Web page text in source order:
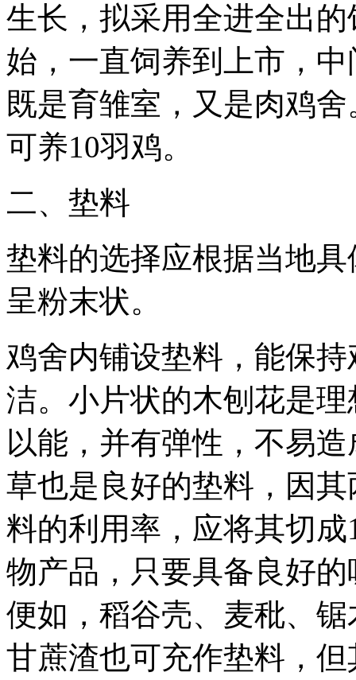
生长，拟采用全进全出
始，一直饲养到上市，
既是育雏室，又是肉鸡
可养10羽鸡。
二、垫料
垫料的选择应根据当地
呈粉末状。
鸡舍内铺设垫料，能保
洁。小片状的木刨花是
以能，并有弹性，不易
草也是良好的垫料，因
料的利用率，应将其切
物产品，只要具备良好
便如，稻谷壳、麦秕、
甘蔗渣也可充作垫料，